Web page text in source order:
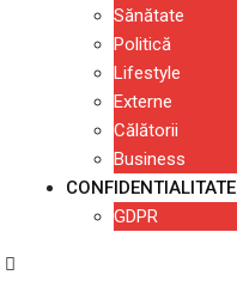
Sănătate
Politică
Lifestyle
Externe
Călătorii
Business
CONFIDENTIALITATE
GDPR